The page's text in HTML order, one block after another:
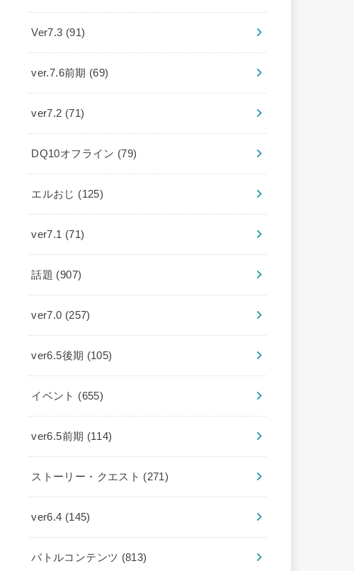
Ver7.3 (91)
ver.7.6前期 (69)
ver7.2 (71)
DQ10オフライン (79)
エルおじ (125)
ver7.1 (71)
話題 (907)
ver7.0 (257)
ver6.5後期 (105)
イベント (655)
ver6.5前期 (114)
ストーリー・クエスト (271)
ver6.4 (145)
バトルコンテンツ (813)